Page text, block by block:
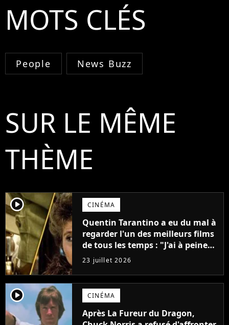
MOTS CLÉS
People News Buzz
SUR LE MÊME
THÈME
player2 CINÉMA
Quentin Tarantino a eu du mal à
regarder l'un des meilleurs films
de tous les temps : "J'ai à peine
réussi à aller jusqu'au générique
de fin"
23 juillet 2026
player2 CINÉMA
Après La Fureur du Dragon,